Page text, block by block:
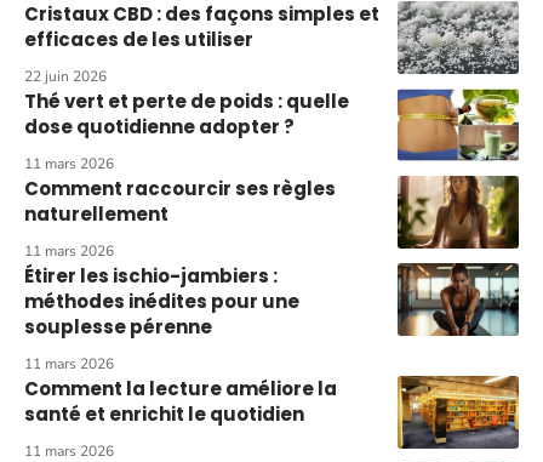
Cristaux CBD : des façons simples et
efficaces de les utiliser
22 juin 2026
Thé vert et perte de poids : quelle
dose quotidienne adopter ?
11 mars 2026
Comment raccourcir ses règles
naturellement
11 mars 2026
Étirer les ischio-jambiers :
méthodes inédites pour une
souplesse pérenne
11 mars 2026
Comment la lecture améliore la
santé et enrichit le quotidien
11 mars 2026